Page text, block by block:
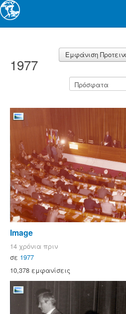
1977
Εμφάνιση
Image
14 χρόνια πριν
σε 1977
10,378 εμφανίσεις